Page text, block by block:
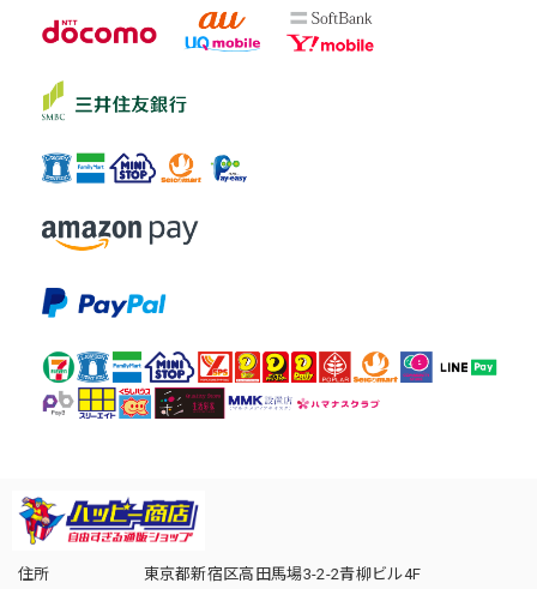
住所
東京都新宿区高田馬場3-2-2青柳ビル4F